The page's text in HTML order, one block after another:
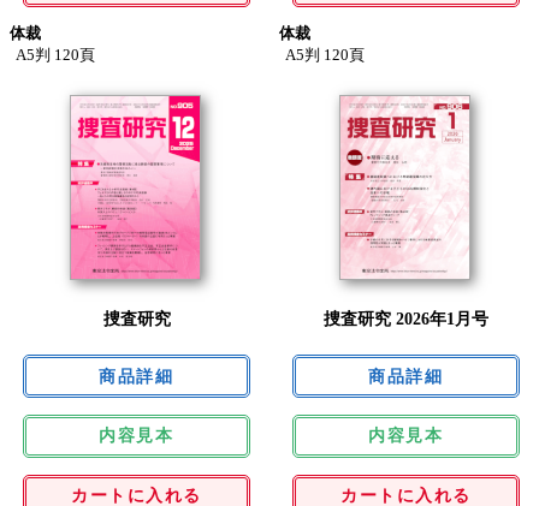
体裁
A5判 120頁
体裁
A5判 120頁
捜査研究
内容見本
カートに入れる
捜査研究 2026年1月号
内容見本
カートに入れる